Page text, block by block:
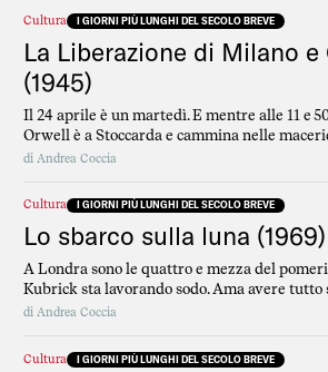
sulla presa di Roma da parte del nemico
quello stesso pomeriggio.
Cultura I GIORNI PIÙ LUNGHI DEL SECOLO BREVE
La Liberazione di Milano e
(1945)
Il 24 aprile è un martedì. E mentre alle 11 e
Orwell è a Stoccarda e cammina nelle
nell’ufficio di Corrado Franzi, direttore della
dell’apparecchio c’è un suo collega di Genova
dirgli è una cosa molto importante: la città è
di Andrea Coccia
Cultura I GIORNI PIÙ LUNGHI DEL SECOLO BREVE
Lo sbarco sulla luna (1969)
A Londra sono le quattro e mezza del
Kubrick sta lavorando sodo. Ama avere tutto
Per questo scrive il soggetto, la
di Andrea Coccia
Cultura I GIORNI PIÙ LUNGHI DEL SECOLO BREVE